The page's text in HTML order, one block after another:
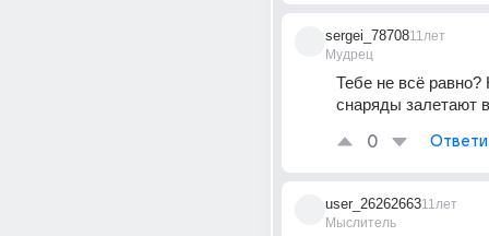
sergei_78708
Мудрец
11лет
Тебе не всё равно?
снаряды залетают
0
user_26262663
Мыслитель
11лет